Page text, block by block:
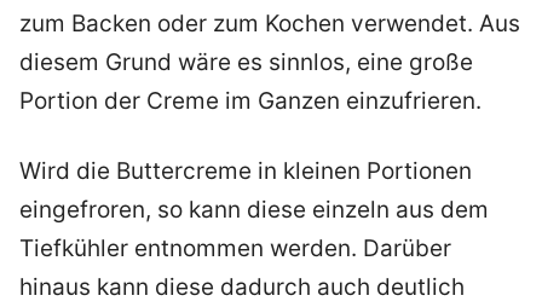
zum Backen oder zum Kochen verwendet. Aus
diesem Grund wäre es sinnlos, eine große
Portion der Creme im Ganzen einzufrieren.
Wird die Buttercreme in kleinen Portionen
eingefroren, so kann diese einzeln aus dem
Tiefkühler entnommen werden. Darüber
hinaus kann diese dadurch auch deutlich